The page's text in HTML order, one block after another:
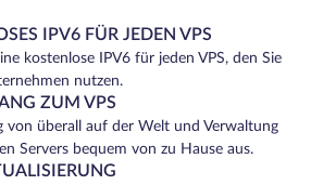
IPV6 FÜR JEDEN VPS
kostenlose IPV6 für jeden VPS, den Sie
nutzen.
ZUM VPS
von überall auf der Welt und Verwaltung
Servers bequem von zu Hause aus.